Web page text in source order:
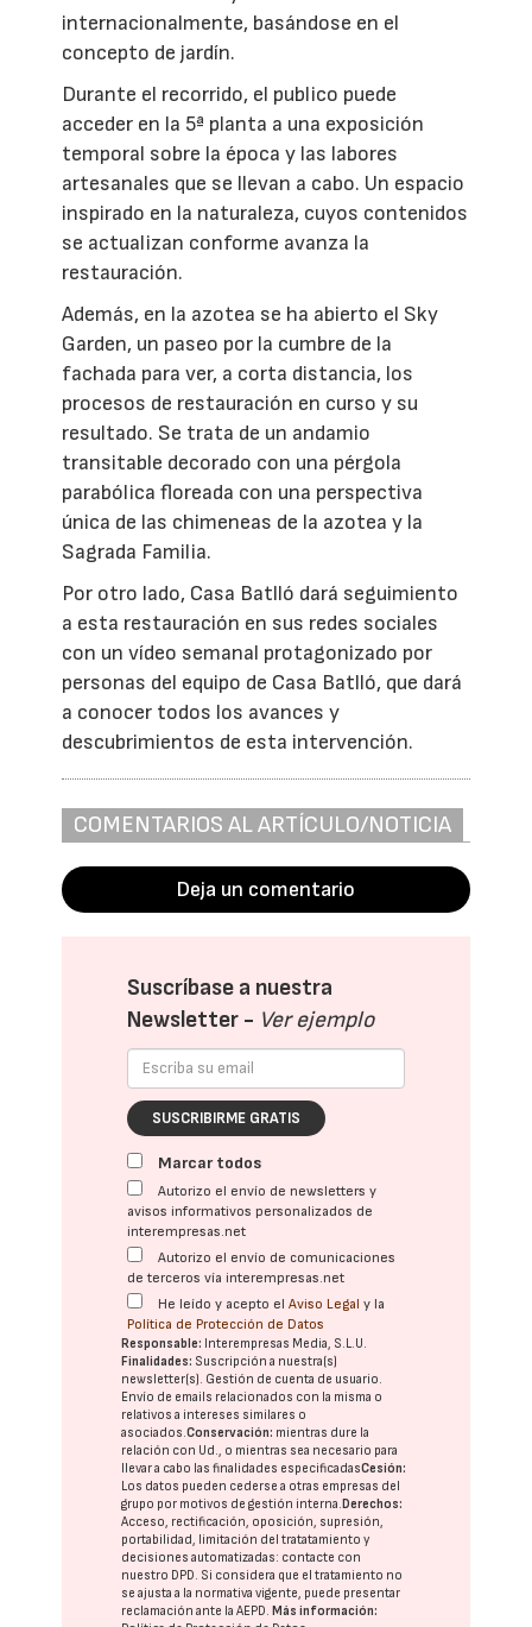
internacionalmente, basándose en el
concepto de jardín.
Durante el recorrido, el publico puede
acceder en la 5ª planta a una exposición
temporal sobre la época y las labores
artesanales que se llevan a cabo. Un espacio
inspirado en la naturaleza, cuyos contenidos
se actualizan conforme avanza la
restauración.
Además, en la azotea se ha abierto el Sky
Garden, un paseo por la cumbre de la
fachada para ver, a corta distancia, los
procesos de restauración en curso y su
resultado. Se trata de un andamio
transitable decorado con una pérgola
parabólica floreada con una perspectiva
única de las chimeneas de la azotea y la
Sagrada Familia.
Por otro lado, Casa Batlló dará seguimiento
a esta restauración en sus redes sociales
con un vídeo semanal protagonizado por
personas del equipo de Casa Batlló, que dará
a conocer todos los avances y
descubrimientos de esta intervención.
COMENTARIOS AL ARTÍCULO/NOTICIA
Deja un comentario
Suscríbase a nuestra
Newsletter - Ver ejemplo
SUSCRIBIRME GRATIS
Marcar todos
Autorizo el envío de newsletters y
avisos informativos personalizados de
interempresas.net
Autorizo el envío de comunicaciones
de terceros vía interempresas.net
He leído y acepto elAviso Legal y la
Política de Protección de Datos
Responsable: Interempresas Media, S.L.U.
Finalidades: Suscripción a nuestra(s)
newsletter(s). Gestión de cuenta de usuario.
Envío de emails relacionados con la misma o
relativos a intereses similares o
asociados.Conservación: mientras dure la
relación con Ud., o mientras sea necesario para
llevar a cabo las finalidades especificadasCesión:
Los datos pueden cederse a otras empresas del
grupo por motivos de gestión interna.Derechos:
Acceso, rectificación, oposición, supresión,
portabilidad, limitación del tratatamiento y
decisiones automatizadas: contacte con
nuestro DPD . Si considera que el tratamiento no
se ajusta a la normativa vigente, puede presentar
reclamación ante laAEPD .Más información: